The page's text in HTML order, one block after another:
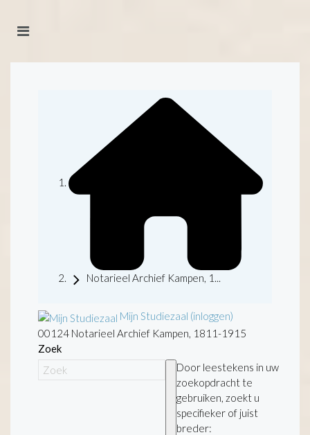
Notarieel Archief Kampen, 1...
Mijn Studiezaal (inloggen)
00124 Notarieel Archief Kampen, 1811-1915
Zoek
Door leestekens in uw
zoekopdracht te
gebruiken, zoekt u
specifieker of juist
breder: